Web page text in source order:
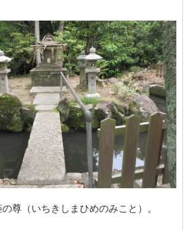
尊（いちきしまひめのみこと）。